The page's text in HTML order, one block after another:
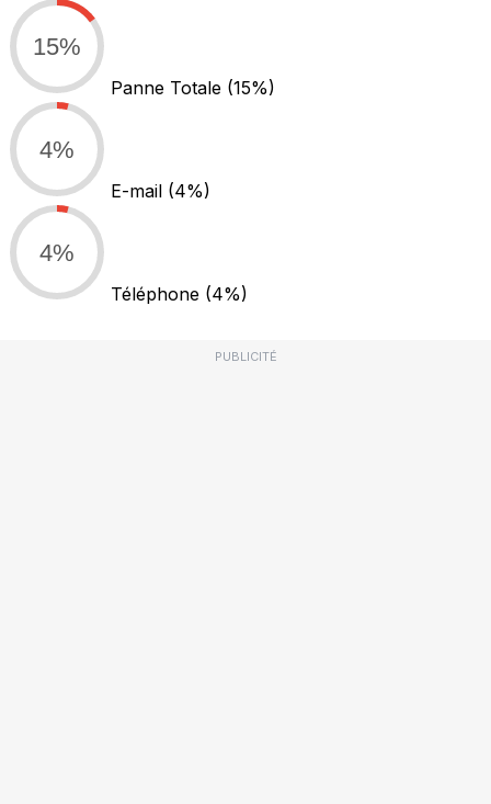
15%
Panne Totale (15%)
4%
E-mail (4%)
4%
Téléphone (4%)
PUBLICITÉ